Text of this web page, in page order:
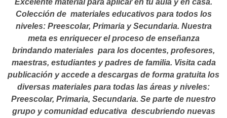
Excelente material para aplicar en tu aula y en casa.
Colección de materiales educativos para todos los
niveles: Preescolar, Primaria y Secundaria. Nuestra
meta es enriquecer el proceso de enseñanza
brindando materiales para los docentes, profesores,
maestras, estudiantes y padres de familia. Visita cada
publicación y accede a descargas de forma gratuita los
diversas materiales para todas las áreas y niveles:
Preescolar, Primaria, Secundaria. Se parte de nuestro
grupo y comunidad educativa descubriendo nuevas